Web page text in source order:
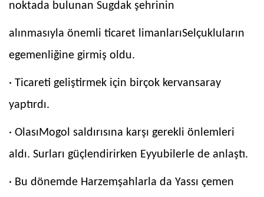
noktada bulunan Sugdak şehrinin
alınmasıyla önemli ticaret limanlarıSelçukluların
egemenliğine girmiş oldu.
· Ticareti geliştirmek için birçok kervansaray
yaptırdı.
· OlasıMogol saldırısına karşı gerekli önlemleri
aldı. Surları güçlendirirken Eyyubilerle de anlaştı.
· Bu dönemde Harzemşahlarla da Yassı çemen